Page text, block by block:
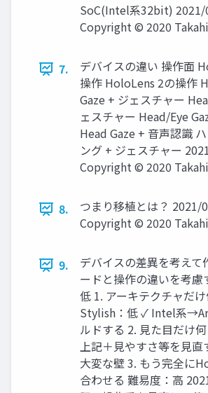
SoC(Intel系32bit) 2021/
Copyright © 2020
7.
デバイスの違い 操作面
操作 HoloLens 2の操作
Gaze + ジェスチャー
ェスチャー Head/Eye
Head Gaze + 音声認識
ング + ジェスチャー
Copyright © 2020
8.
つまり移植とは？ 2021/
Copyright © 2020
9.
デバイスの差異を考えて
ードと操作の違いを考慮
低 1. アーキテクチャだ
Stylish：低 ✓ Intel系
ルドする 2. 見た目だけ
上記＋見やすさ等を見直
大変な壁 3. もう完全に
合わせる 難易度：高